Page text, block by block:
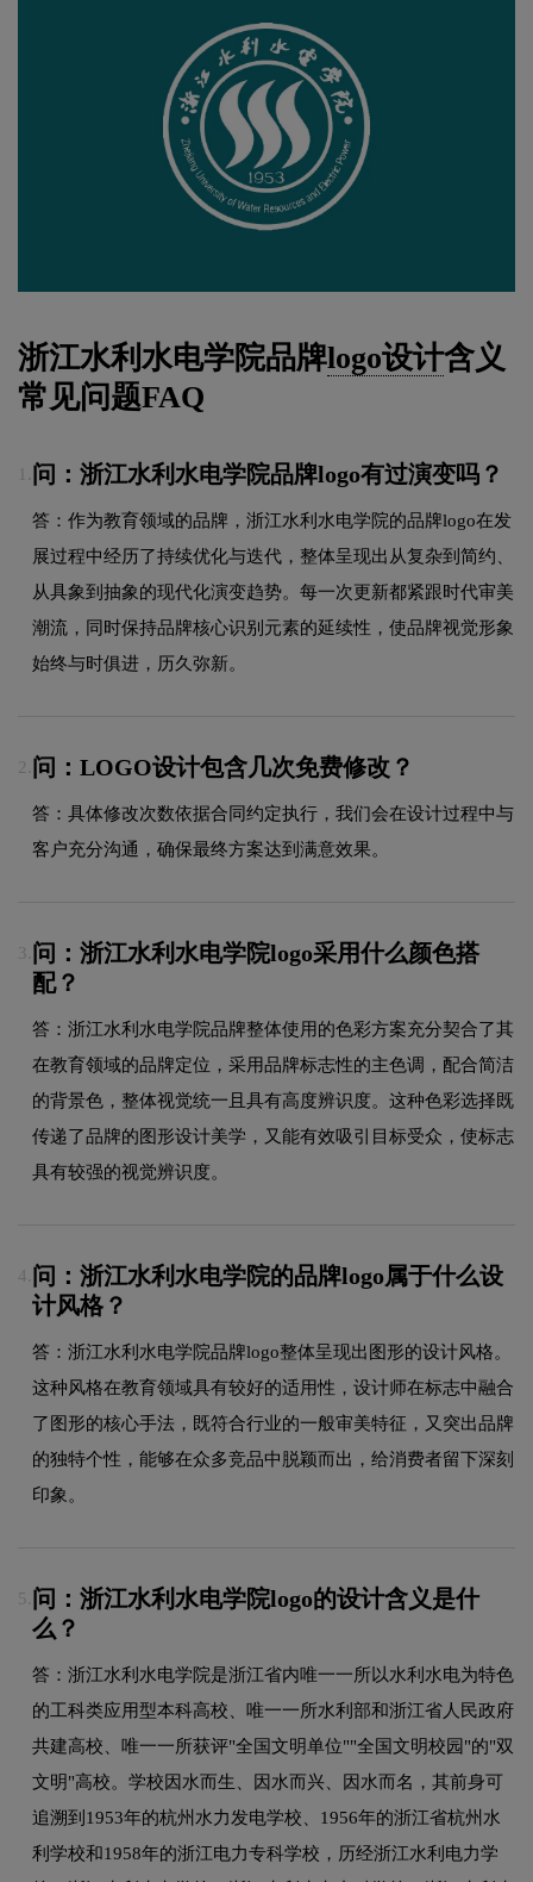
浙江水利水电学院品牌logo设计含义
常见问题FAQ
问：浙江水利水电学院品牌logo有过演变吗？
答：作为教育领域的品牌，浙江水利水电学院的品牌logo在发
展过程中经历了持续优化与迭代，整体呈现出从复杂到简约、
从具象到抽象的现代化演变趋势。每一次更新都紧跟时代审美
潮流，同时保持品牌核心识别元素的延续性，使品牌视觉形象
始终与时俱进，历久弥新。
2. 问：LOGO设计包含几次免费修改？
答：具体修改次数依据合同约定执行，我们会在设计过程中与
客户充分沟通，确保最终方案达到满意效果。
3. 问：浙江水利水电学院logo采用什么颜色搭
配？
答：浙江水利水电学院品牌整体使用的色彩方案充分契合了其
在教育领域的品牌定位，采用品牌标志性的主色调，配合简洁
的背景色，整体视觉统一且具有高度辨识度。这种色彩选择既
传递了品牌的图形设计美学，又能有效吸引目标受众，使标志
具有较强的视觉辨识度。
4. 问：浙江水利水电学院的品牌logo属于什么设
计风格？
答：浙江水利水电学院品牌logo整体呈现出图形的设计风格。
这种风格在教育领域具有较好的适用性，设计师在标志中融合
了图形的核心手法，既符合行业的一般审美特征，又突出品牌
的独特个性，能够在众多竞品中脱颖而出，给消费者留下深刻
印象。
5. 问：浙江水利水电学院logo的设计含义是什
么？
答：浙江水利水电学院是浙江省内唯一一所以水利水电为特色
的工科类应用型本科高校、唯一一所水利部和浙江省人民政府
共建高校、唯一一所获评"全国文明单位""全国文明校园"的"双
文明"高校。学校因水而生、因水而兴、因水而名，其前身可
追溯到1953年的杭州水力发电学校、1956年的浙江省杭州水
利学校和1958年的浙江电力专科学校，历经浙江水利电力学